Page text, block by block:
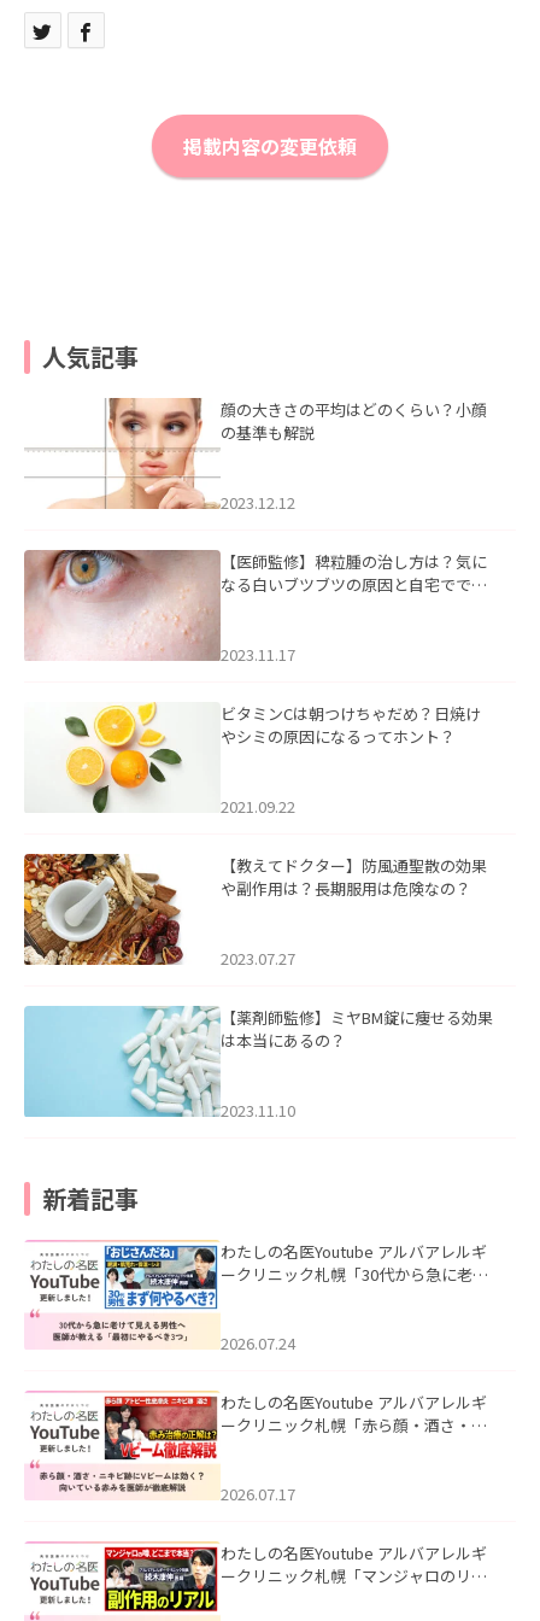
掲載内容の変更依頼
人気記事
顔の大きさの平均はどのくらい？小顔
の基準も解説
2023.12.12
【医師監修】稗粒腫の治し方は？気に
なる白いブツブツの原因と自宅ででき
2023.11.17
ビタミンCは朝つけちゃだめ？日焼け
やシミの原因になるってホント？
2021.09.22
【教えてドクター】防風通聖散の効果
や副作用は？長期服用は危険なの？
2023.07.27
【薬剤師監修】ミヤBM錠に痩せる効果
は本当にあるの？
2023.11.10
新着記事
わたしの名医Youtube アルバアレルギ
ークリニック札幌「30代から急に老け
た。
2026.07.24
わたしの名医Youtube アルバアレルギ
ークリニック札幌「赤ら顔・酒さ・ニ
した。
2026.07.17
わたしの名医Youtube アルバアレルギ
ークリニック札幌「マンジャロのリア